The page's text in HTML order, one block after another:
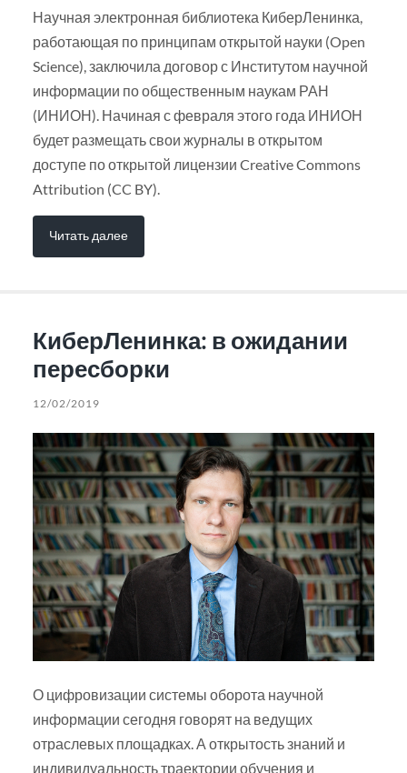
Научная электронная библиотека КиберЛенинка,
работающая по принципам открытой науки (Open
Science), заключила договор с Институтом научной
информации по общественным наукам РАН
(ИНИОН). Начиная с февраля этого года ИНИОН
будет размещать свои журналы в открытом
доступе по открытой лицензии Creative Commons
Attribution (CC BY).
Читать далее
КиберЛенинка: в ожидании
пересборки
12/02/2019
О цифровизации системы оборота научной
информации сегодня говорят на ведущих
отраслевых площадках. А открытость знаний и
индивидуальность траектории обучения и